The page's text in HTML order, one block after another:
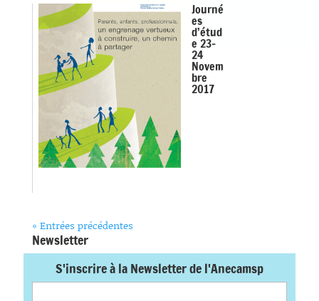
Journé
es
d’étud
e 23-
24
Novem
bre
2017
« Entrées précédentes
Newsletter
S'inscrire à la Newsletter de l'Anecamsp